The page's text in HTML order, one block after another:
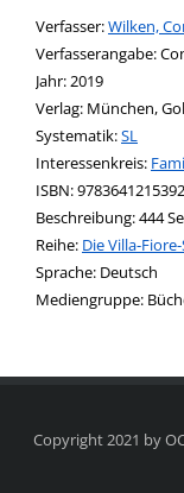
Verfasser:Suche
Wilken,
Verfasserangabe:
Jahr:2019
Verlag: München,
opens in new tab
Diesen Link in
Systematik:Suche
SL
Interessenkreis:
ISBN:9783641215392
Beschreibung:444
Reihe: Die Villa-Fiore-
Suche nach dieser
Sprache: Deutsch
Mediengruppe:
Copyright 2021 by